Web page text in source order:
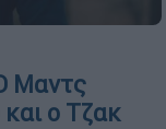
Μαντς
ο Τζακ